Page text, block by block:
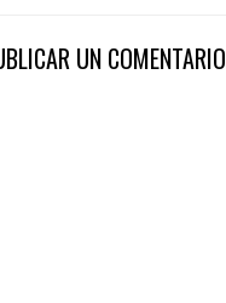
UN COMENTARIO